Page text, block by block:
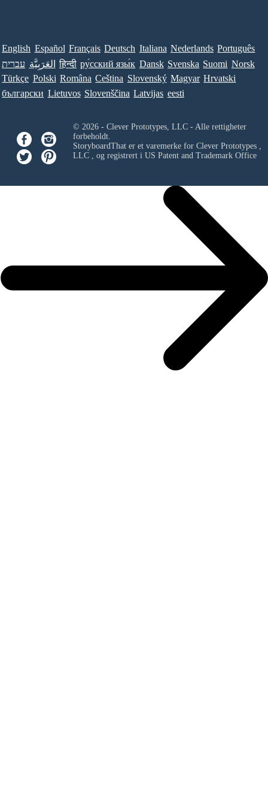
English Español Français Deutsch Italiana Nederlands Português
עברית العَرَبِيَّة हिन्दी ру́сский язы́к Dansk Svenska Suomi Norsk
Türkçe Polski Româna Ceština Slovenský Magyar Hrvatski
български Lietuvos Slovenščina Latvijas eesti
© 2026 - Clever Prototypes, LLC - Alle rettigheter
forbeholdt.
StoryboardThat er et varemerke for Clever Prototypes ,
LLC, og registrert i US Patent and Trademark Office